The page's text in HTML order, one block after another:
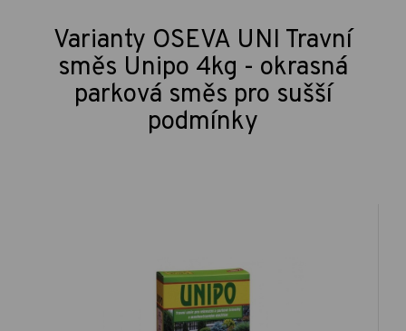
Varianty OSEVA UNI Travní
směs Unipo 4kg - okrasná
parková směs pro sušší
podmínky